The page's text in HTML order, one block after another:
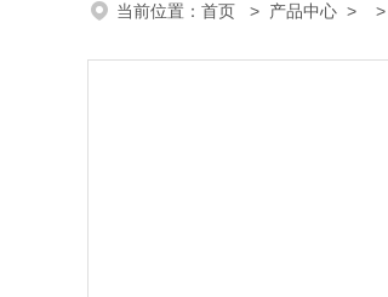
当前位置： 首页 > 产品中心 > >